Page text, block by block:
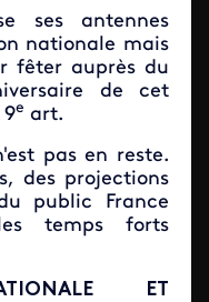
ses antennes
nationale mais
fêter auprès du
de cet
9e art.
pas en reste.
des projections
public France
temps forts
ET